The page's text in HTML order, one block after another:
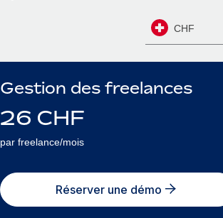
CHF
Gestion des freelances
26 CHF
par freelance/mois
Réserver une démo